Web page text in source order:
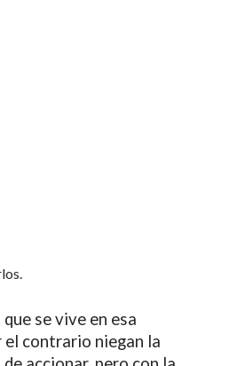
se vive en esa
el contrario niegan la